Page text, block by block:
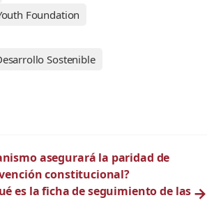
Foundation
Sostenible
asegurará la paridad de
constitucional?
es la ficha de seguimiento de las →